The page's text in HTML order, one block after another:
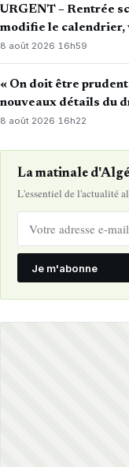
URGENT – Rentrée
modifie le calendrier,
8 août 2026·16h59
« On doit être
nouveaux détails du
8 août 2026· 16h22
La matinale
L'essentiel de l'actualité
Je m'abonne